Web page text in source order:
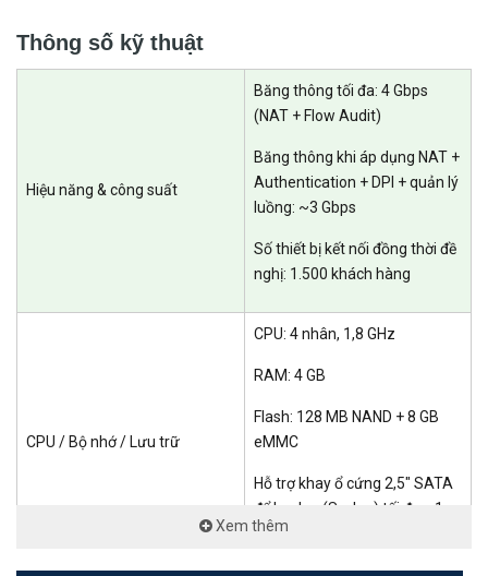
Bảng điều khiển quản lý hiển thị thống nhất tất cả các thiết bị của
bên thứ ba để dễ dàng kết nối mạng nội bộ và liên kết đến giao diện
web của nó chỉ bằng một cú nhấp chuột
Thoải mái tích hợp xác thực với bên thứ ba
API Mở, Thoải mái Tích hợp Xác thực với Bên Thứ ba
Thông số kỹ thuật
Hiệu năng & công suất
Băng thông tối đa: 4 Gbps
(NAT + Flow Audit)
Băng thông khi áp dụng NAT +
Authentication + DPI + quản lý
luồng: ~3 Gbps
Số thiết bị kết nối đồng thời đề
nghị: 1.500 khách hàng
CPU / Bộ nhớ / Lưu trữ
CPU: 4 nhân, 1,8 GHz
RAM: 4 GB
Flash: 128 MB NAND + 8 GB
eMMC
Hỗ trợ khay ổ cứng 2,5″ SATA
để lưu log (Syslog) tối đa ~1
TB
Xem thêm